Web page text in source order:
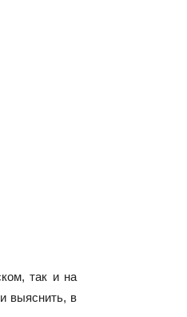
так и на
выяснить, в